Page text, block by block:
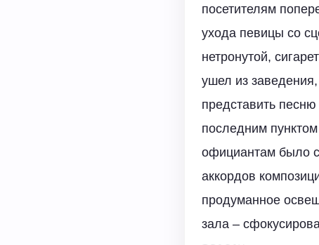
посетителям
ухода певицы со
нетронутой,
ушел из
представить
последним
официантам было
аккордов
продуманное
зала –